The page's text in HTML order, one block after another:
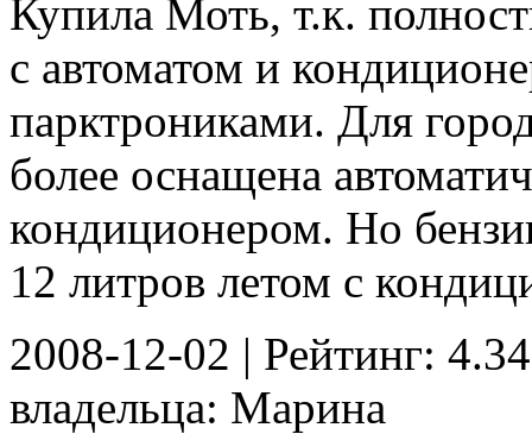
Купила Моть, т.к.
с автоматом и
парктрониками. Для
более оснащена
кондиционером. Но
12 литров летом с
2008-12-02 | Рейтинг:
владельца: Марина